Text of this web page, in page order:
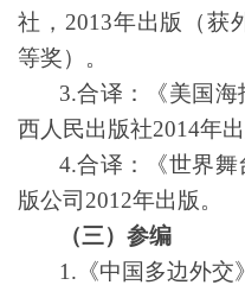
社，2013年出版（获
等奖）。
3.合译：《美国
西人民出版社2014年出
4.合译：《世界
版公司2012年出版。
（三）参编
1.《中国多边外交